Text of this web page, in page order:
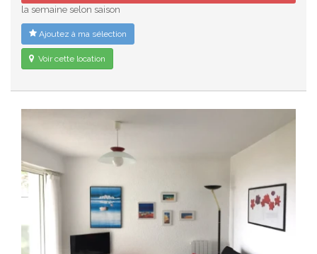
la semaine selon saison
Ajoutez à ma sélection
Voir cette location